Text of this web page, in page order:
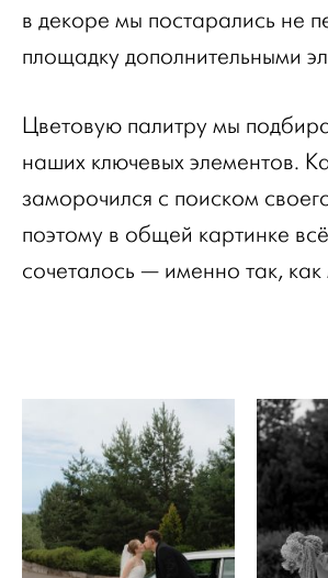
в декоре мы постарались не
площадку дополнительными
Цветовую палитру мы
наших ключевых элементов.
заморочился с поиском
поэтому в общей картинке
сочеталось — именно так, как